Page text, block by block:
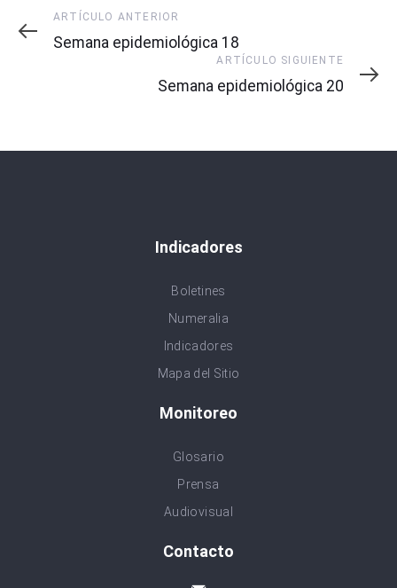
Artículo
Anterior
ARTÍCULO ANTERIOR
Semana epidemiológica 18
Siguiente
ARTÍCULO SIGUIENTE
Semana epidemiológica 20
Indicadores
Boletines
Numeralia
Indicadores
Mapa del Sitio
Monitoreo
Glosario
Prensa
Audiovisual
Contacto